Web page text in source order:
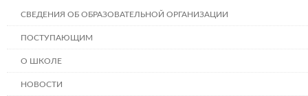
СВЕДЕНИЯ ОБ ОБРАЗОВАТЕЛЬНОЙ ОРГАНИЗАЦИИ
ПОСТУПАЮЩИМ
О ШКОЛЕ
НОВОСТИ